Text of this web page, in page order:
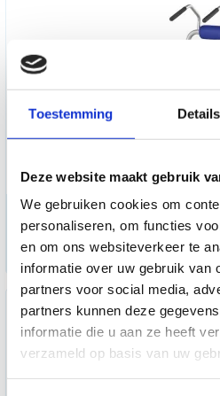
Toestemming Details
Deze website maakt gebruik
We gebruiken cookies om
personaliseren, om functies
en om ons websiteverkeer te
informatie over uw gebruik van
partners voor social media,
partners kunnen deze
informatie die u aan ze heeft
verzameld op basis van uw
Circuit
2.998,50